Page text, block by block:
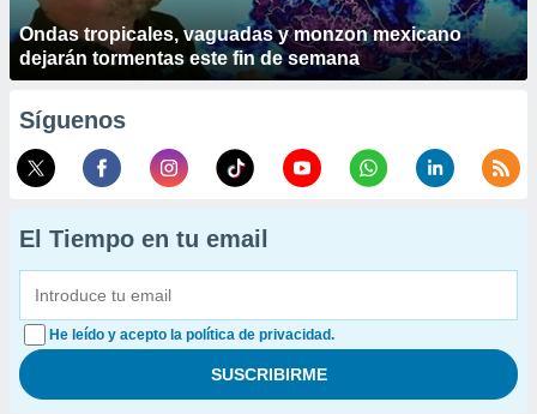
Ondas tropicales, vaguadas y monzon mexicano
dejarán tormentas este fin de semana
Síguenos
El Tiempo en tu email
He leído y acepto la política de privacidad.